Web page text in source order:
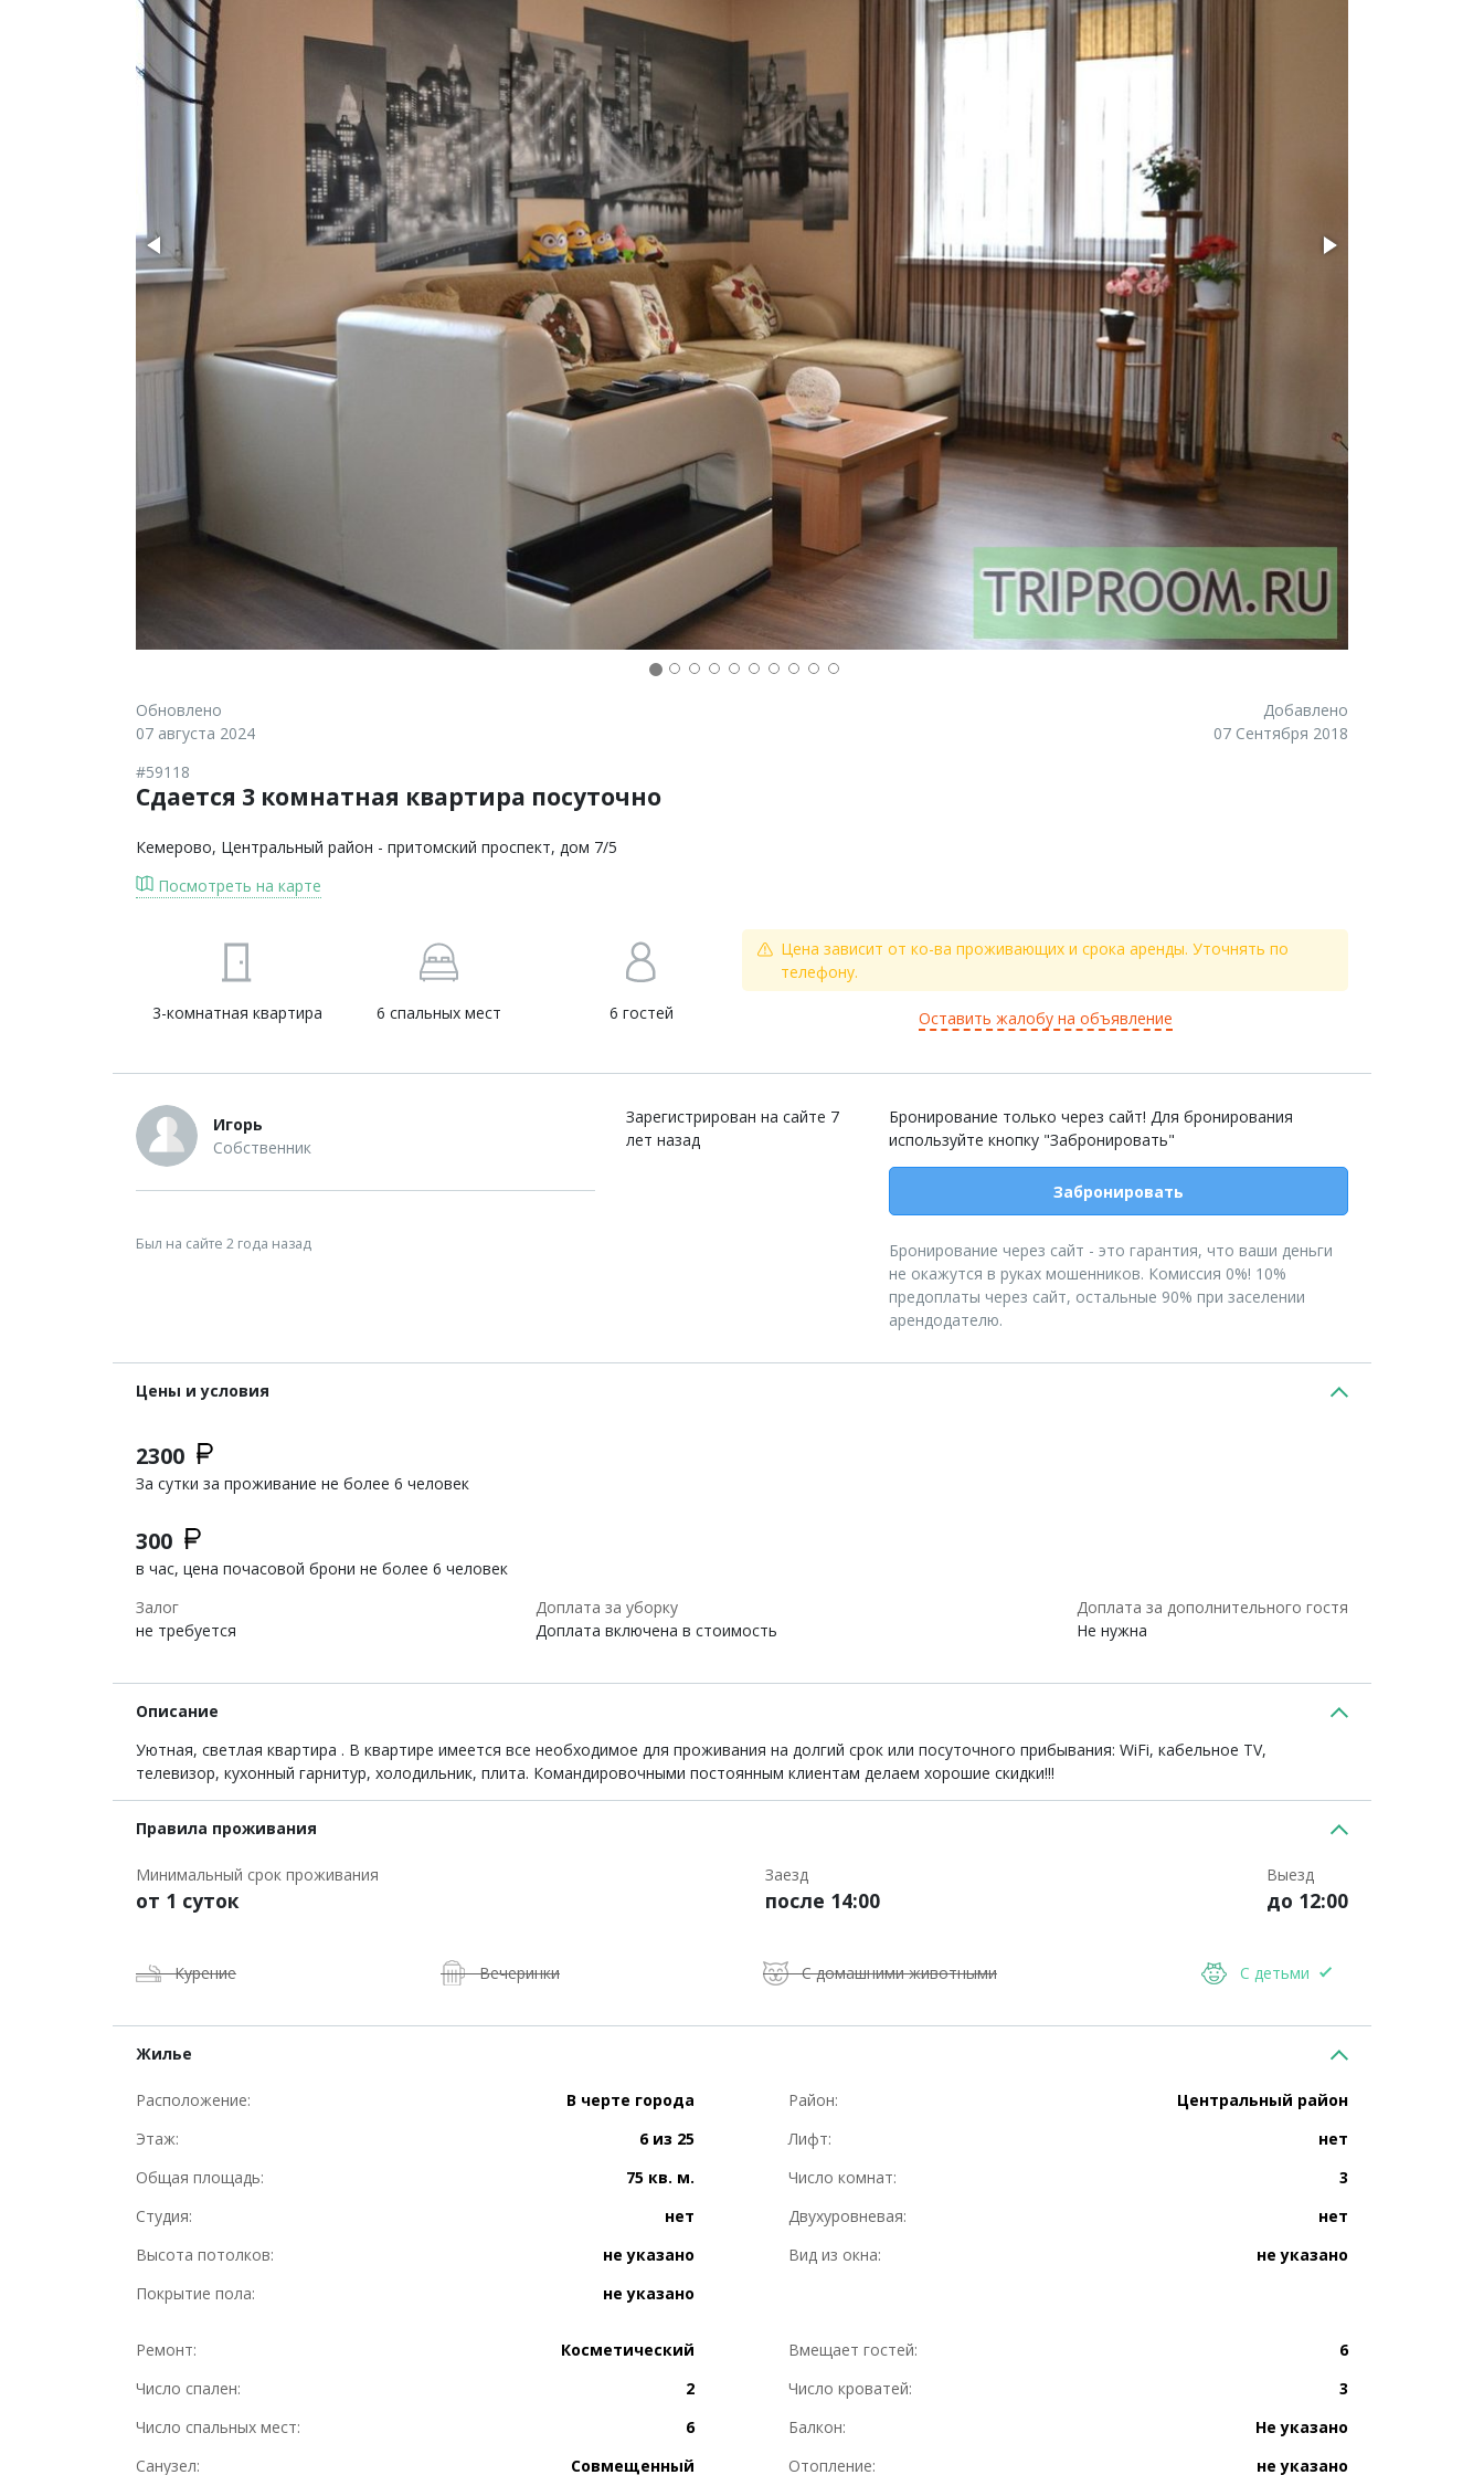
Обновлено
07 августа 2024
Добавлено
07 Сентября 2018
Сдается 3 комнатная квартира посуточно
#59118
Кемерово, Центральный район - притомский проспект, дом 7/5
Посмотреть на карте
3-комнатная квартира 6 спальных мест 6 гостей
Цена зависит от ко-ва проживающих и срока аренды. Уточнять по
телефону.
Оставить жалобу на объявление
Игорь
Собственник
Был на сайте 2 года назад
Зарегистрирован на сайте 7
лет назад
Бронирование только через сайт! Для бронирования
используйте кнопку "Забронировать"
Забронировать
Бронирование через сайт - это гарантия, что ваши деньги
не окажутся в руках мошенников. Комиссия 0%! 10%
предоплаты через сайт, остальные 90% при заселении
арендодателю.
Цены и условия
2300
За сутки за проживание не более 6 человек
300
в час, цена почасовой брони не более 6 человек
Залог
не требуется
Доплата за уборку
Доплата включена в стоимость
Доплата за дополнительного гостя
Не нужна
Описание
Уютная, светлая квартира . В квартире имеется все необходимое для проживания на долгий срок или посуточного прибывания: WiFi, кабельное TV,
телевизор, кухонный гарнитур, холодильник, плита. Командировочными постоянным клиентам делаем хорошие скидки!!!
Правила проживания
Минимальный срок проживания
от 1 суток
Заезд
после 14:00
Выезд
до 12:00
Курение Вечеринки С домашними животными С детьми
Жилье
Расположение: В черте города Район:
Центральный район
Этаж:
6 из 25 Лифт:
нет
Общая площадь:
75 кв. м. Число комнат:
3
Студия:
нет Двухуровневая:
нет
Высота потолков:
не указано Вид из окна:
не указано
Покрытие пола:
не указано
Ремонт: Косметический Вмещает гостей:
6
Число спален:
2 Число кроватей:
3
Число спальных мест:
6 Балкон:
Не указано
Санузел:
Совмещенный Отопление: не указано